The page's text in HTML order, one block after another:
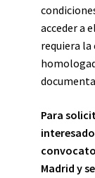
acceder a
requiera
Para
Madrid y